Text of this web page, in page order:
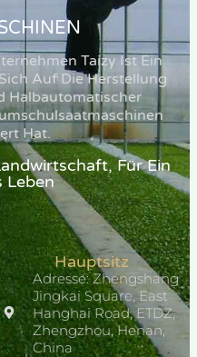
Taizy Ist Ein
Auf Die Herstellung
Halbautomatischer
Hat.
Für Ein
Leben
Hauptsitz
Adresse: Zhengshang
Jingkai Square, East
Hanghai Road, ETDZ,
Zhengzhou, Henan,
China